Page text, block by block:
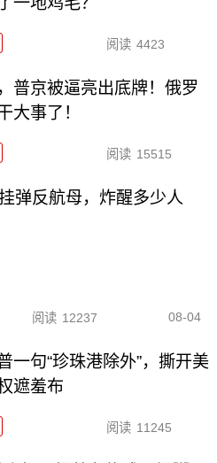
阅读 4423
普京被逼亮出底牌！俄罗
大事了！
阅读 15515
弹反航母，炸醒多少人
阅读 12237 08-04
一句“珍珠港除外”，撕开美
遮羞布
阅读 11245